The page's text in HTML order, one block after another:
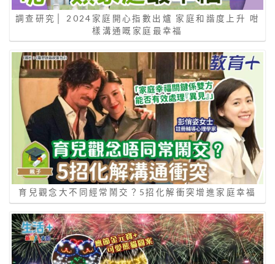
調查研究│ 2024家庭開心指數出爐 家庭和諧度上升 咁
樣溝通嘅家庭最幸福
育兒觀念大不同經常鬧交？5招化解衝突增進家庭幸福